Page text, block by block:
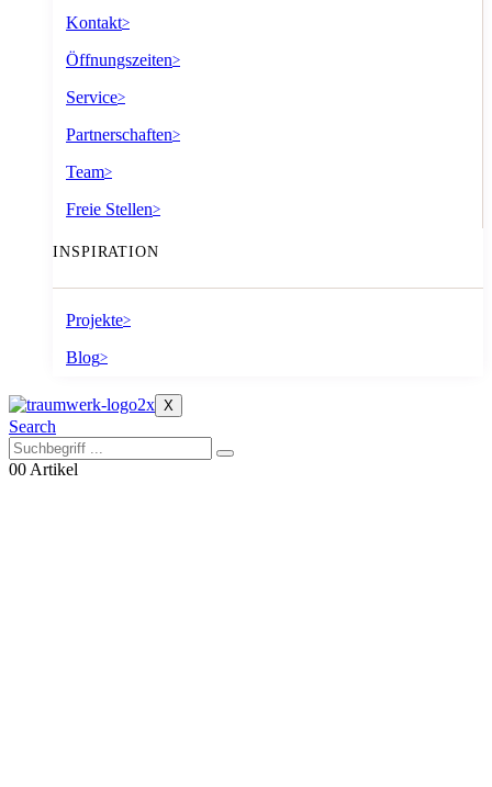
Kontakt>
Öffnungszeiten>
Service>
Partnerschaften>
Team>
Freie Stellen>
INSPIRATION
Projekte>
Blog>
X
Search
00 Artikel